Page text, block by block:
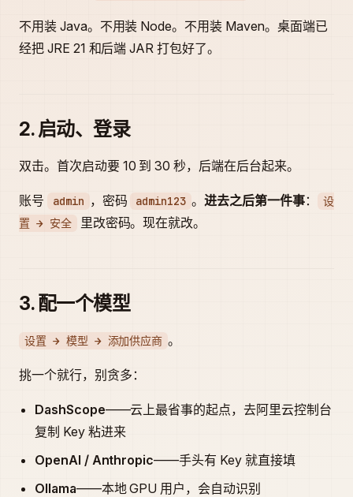
不用装 Java。不用装 Node。不用装 Maven。桌面端已
经把 JRE 21 和后端 JAR 打包好了。
2. 启动、登录
双击。首次启动要 10 到 30 秒，后端在后台起来。
账号 admin ，密码 admin123 。进去之后第一件事：
设
置 → 安全
里改密码。现在就改。
3. 配一个模型
设置 → 模型 → 添加供应商 。
挑一个就行，别贪多：
DashScope——云上最省事的起点，去阿里云控制台
复制 Key 粘进来
OpenAI / Anthropic——手头有 Key 就直接填
Ollama——本地 GPU 用户，会自动识别